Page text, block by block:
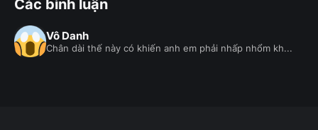
Các bình luận
Vô Danh
Chân dài thế này có khiến anh em phải nhấp nhổm kh...